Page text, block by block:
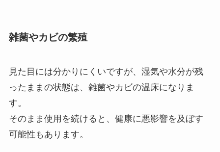
雑菌やカビの繁殖
見た目には分かりにくいですが、湿気や水分が残
ったままの状態は、雑菌やカビの温床になりま
す。
そのまま使用を続けると、健康に悪影響を及ぼす
可能性もあります。